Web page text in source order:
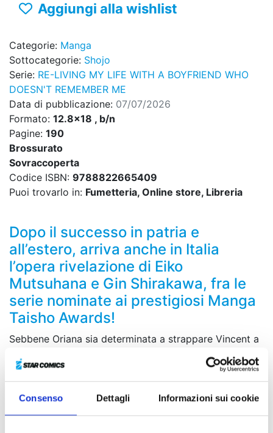
Consenso Dettagli Informazioni sui cookie
Aggiungi alla wishlist
Categorie: Manga
Sottocategorie: Shojo
Serie: RE-LIVING MY LIFE WITH A BOYFRIEND WHO
DOESN'T REMEMBER ME
Data di pubblicazione: 07/07/2026
Formato: 12.8x18 , b/n
Pagine: 190
Brossurato
Sovraccoperta
Codice ISBN: 9788822665409
Puoi trovarlo in: Fumetteria, Online store, Libreria
Dopo il successo in patria e
all’estero, arriva anche in Italia
l’opera rivelazione di Eiko
Mutsuhana e Gin Shirakawa, fra le
serie nominate ai prestigiosi Manga
Taisho Awards!
Sebbene Oriana sia determinata a strappare Vincent a
un destino crudele, lui continua a respingerla con
gelida indifferenza. Eppure, nonostante quel muro di
ghiaccio, lo sguardo di Vincent ricomincia a cercarla,
attratto da una forza che non sa spiegare. Sarà allora
che la verità lo colpirà come un fulmine: il ragazzo che